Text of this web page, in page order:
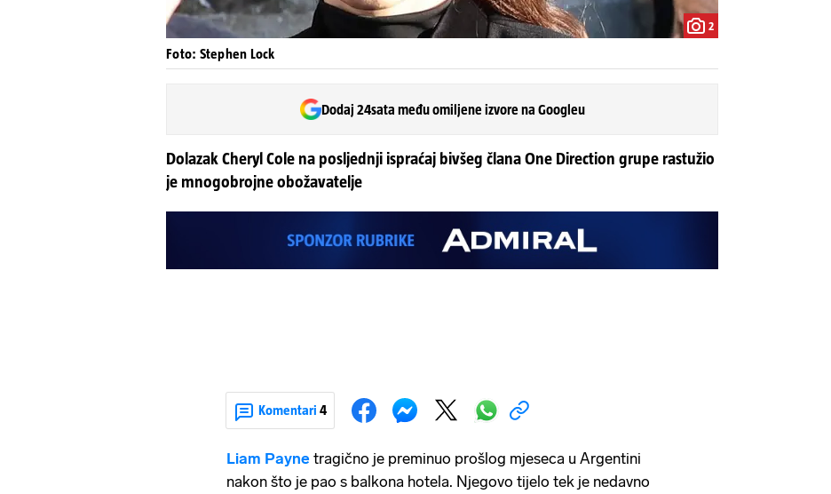
2
Foto: Stephen Lock
Dodaj 24sata među omiljene izvore na Googleu
Dolazak Cheryl Cole na posljednji ispraćaj bivšeg člana One Direction grupe rastužio
je mnogobrojne obožavatelje
Komentari 4
Liam Payne tragično je preminuo prošlog mjeseca u Argentini
nakon što je pao s balkona hotela. Njegovo tijelo tek je nedavno